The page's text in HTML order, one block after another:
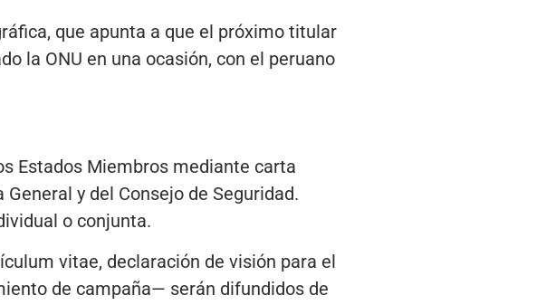
que apunta a que el próximo titular
la ONU en una ocasión, con el peruano
Estados Miembros mediante carta
y del Consejo de Seguridad.
o conjunta.
vitae, declaración de visión para el
de campaña— serán difundidos de